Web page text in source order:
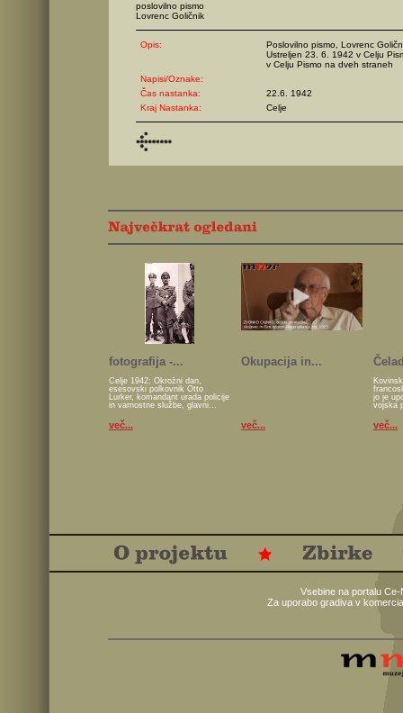
poslovilno pismo
Lovrenc Goličnik
Opis:
Poslovilno pismo, Lovrenc
Ustreljen 23. 6. 1942 v Celju
v Celju Pismo na dveh straneh
Napisi/Oznake:
Čas nastanka:
22.6. 1942
Kraj Nastanka:
Celje
fotografija -...
Celje 1942; Okrožni dan,
esesovski polkovnik Otto
Lurker, komandant urada policije
in varnostne službe, glavni...
več...
Okupacija in...
več...
jo je
vojska
več...
Vsebine na portalu
Za uporabo gradiva v